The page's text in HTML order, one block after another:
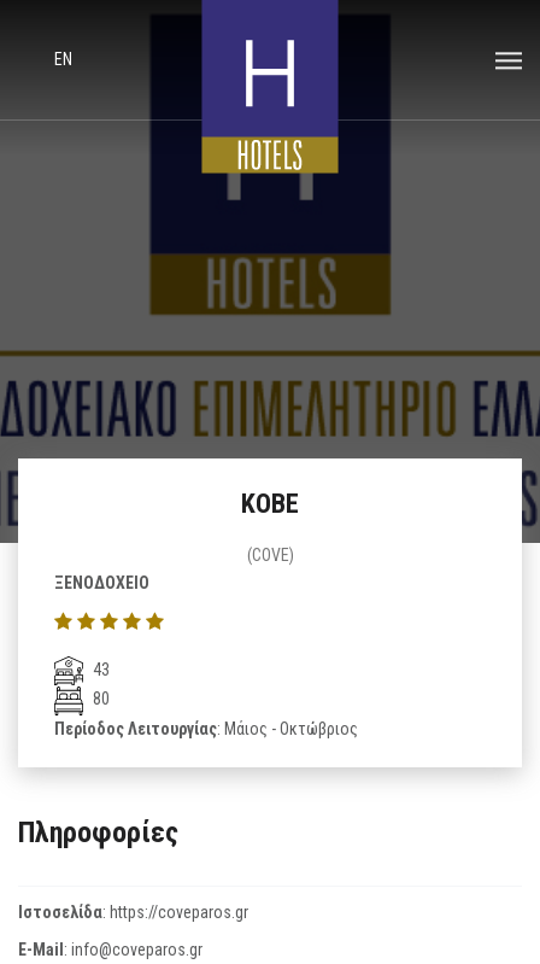
EN
ΚΟΒΕ
(COVE)
ΞΕΝΟΔΟΧΕΙΟ
43
80
Περίοδος Λειτουργίας: Μάιος - Οκτώβριος
Πληροφορίες
Ιστοσελίδα: https://coveparos.gr
E-Mail: info@coveparos.gr